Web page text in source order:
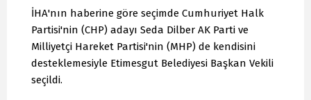
İHA'nın haberine göre seçimde Cumhuriyet Halk
Partisi'nin (CHP) adayı Seda Dilber AK Parti ve
Milliyetçi Hareket Partisi'nin (MHP) de kendisini
desteklemesiyle Etimesgut Belediyesi Başkan Vekili
seçildi.